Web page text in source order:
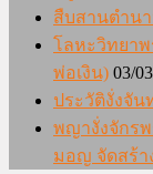
สืบสานตำนา
โลหะวิทยาพ
พ่อเงิน) 03/
ประวัติงั่งจัน
พญางั่งจักรพ
มอญ จัดสร้